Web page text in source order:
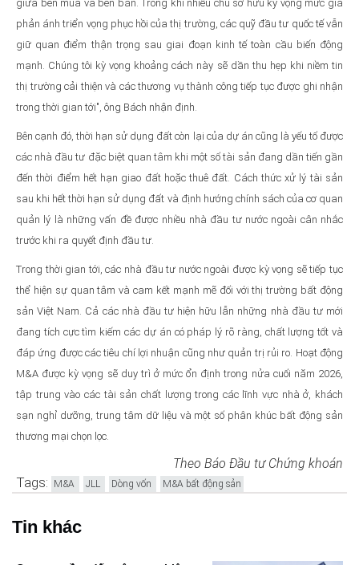
giữa bên mua và bên bán. Trong khi nhiều chủ sở hữu kỳ vọng mức giá
phản ánh triển vọng phục hồi của thị trường, các quỹ đầu tư quốc tế vẫn
giữ quan điểm thận trọng sau giai đoạn kinh tế toàn cầu biến động
mạnh. Chúng tôi kỳ vọng khoảng cách này sẽ dần thu hẹp khi niềm tin
thị trường cải thiện và các thương vụ thành công tiếp tục được ghi nhận
trong thời gian tới", ông Bách nhận định.
Bên cạnh đó, thời hạn sử dụng đất còn lại của dự án cũng là yếu tố được
các nhà đầu tư đặc biệt quan tâm khi một số tài sản đang dần tiến gần
đến thời điểm hết hạn giao đất hoặc thuê đất. Cách thức xử lý tài sản
sau khi hết thời hạn sử dụng đất và định hướng chính sách của cơ quan
quản lý là những vấn đề được nhiều nhà đầu tư nước ngoài cân nhắc
trước khi ra quyết định đầu tư.
Trong thời gian tới, các nhà đầu tư nước ngoài được kỳ vọng sẽ tiếp tục
thể hiện sự quan tâm và cam kết mạnh mẽ đối với thị trường bất động
sản Việt Nam. Cả các nhà đầu tư hiện hữu lẫn những nhà đầu tư mới
đang tích cực tìm kiếm các dự án có pháp lý rõ ràng, chất lượng tốt và
đáp ứng được các tiêu chí lợi nhuận cũng như quản trị rủi ro. Hoạt động
M&A được kỳ vọng sẽ duy trì ở mức ổn định trong nửa cuối năm 2026,
tập trung vào các tài sản chất lượng trong các lĩnh vực nhà ở, khách
sạn nghỉ dưỡng, trung tâm dữ liệu và một số phân khúc bất động sản
thương mại chọn lọc.
Theo Báo Đầu tư Chứng khoán
Tags: M&A JLL Dòng vốn M&A bất động sản
Tin khác